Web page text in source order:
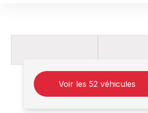
Voir les 52 véhicules